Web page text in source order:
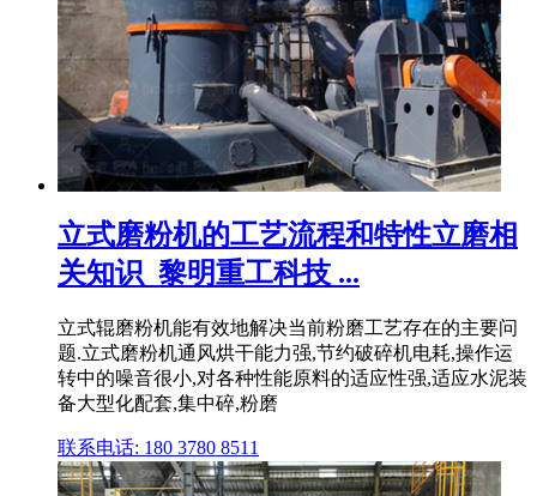
立式磨粉机的工艺流程和特性立磨相
关知识_黎明重工科技 ...
立式辊磨粉机能有效地解决当前粉磨工艺存在的主要问
题.立式磨粉机通风烘干能力强,节约破碎机电耗,操作运
转中的噪音很小,对各种性能原料的适应性强,适应水泥装
备大型化配套,集中碎,粉磨
联系电话: 180 3780 8511